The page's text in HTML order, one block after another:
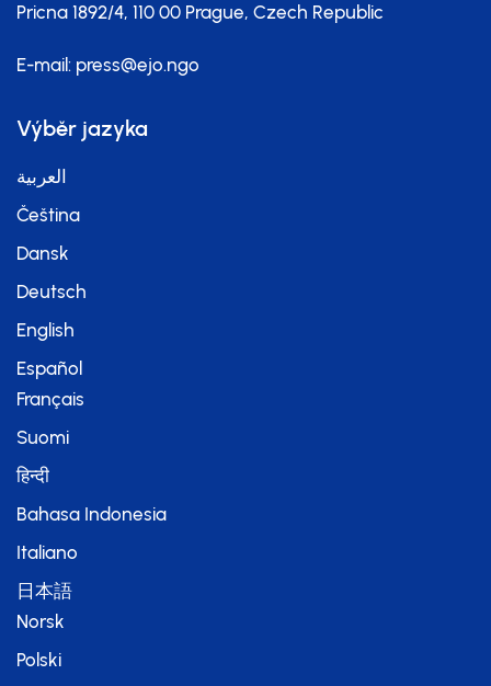
Pricna 1892/4, 110 00 Prague, Czech Republic
E-mail: press@ejo.ngo
Výběr jazyka
العربية
Čeština
Dansk
Deutsch
English
Español
Français
Suomi
हिन्दी
Bahasa Indonesia
Italiano
日本語
Norsk
Polski